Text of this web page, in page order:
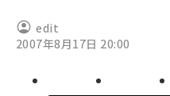
abc123 (1367)
ai crunch (1363)
edit
2007年8月17日 20:00